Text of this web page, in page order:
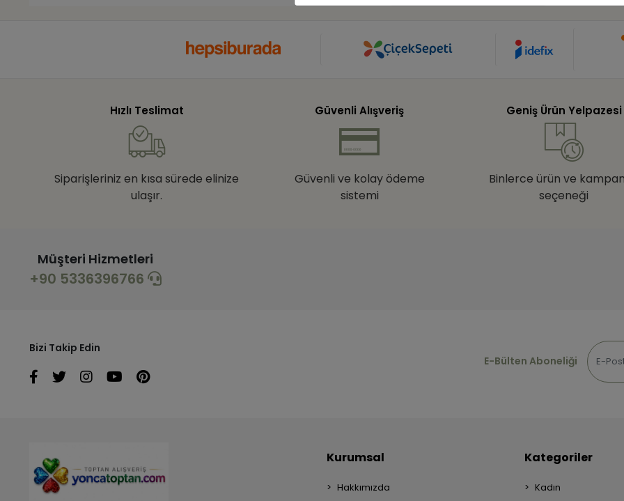
Hızlı Teslimat
Siparişleriniz en kısa sürede elinize
ulaşır.
Güvenli Alışveriş
Güvenli ve kolay ödeme
sistemi
Geniş Ürün Yelpazesi
Binlerce ürün ve
seçeneği
Müşteri Hizmetleri
+90 5336396766
Bizi Takip Edin
E-Bülten Aboneliği
Kurumsal
Hakkımızda
Kategoriler
Kadın